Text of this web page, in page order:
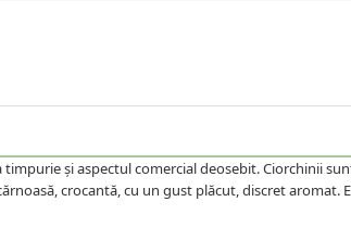
și aspectul comercial deosebit. Ciorchinii
crocantă, cu un gust plăcut, discret aromat.